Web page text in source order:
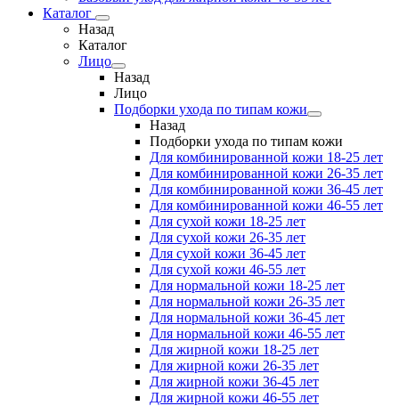
Каталог
Назад
Каталог
Лицо
Назад
Лицо
Подборки ухода по типам кожи
Назад
Подборки ухода по типам кожи
Для комбинированной кожи 18-25 лет
Для комбинированной кожи 26-35 лет
Для комбинированной кожи 36-45 лет
Для комбинированной кожи 46-55 лет
Для сухой кожи 18-25 лет
Для сухой кожи 26-35 лет
Для сухой кожи 36-45 лет
Для сухой кожи 46-55 лет
Для нормальной кожи 18-25 лет
Для нормальной кожи 26-35 лет
Для нормальной кожи 36-45 лет
Для нормальной кожи 46-55 лет
Для жирной кожи 18-25 лет
Для жирной кожи 26-35 лет
Для жирной кожи 36-45 лет
Для жирной кожи 46-55 лет